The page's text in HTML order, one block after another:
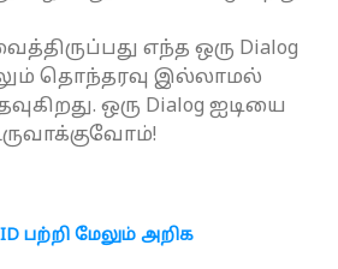
எந்த ஒரு Dialog
தொந்தரவு இல்லாமல்
ஒரு Dialog ஐடியை
ID பற்றி மேலும் அறிக